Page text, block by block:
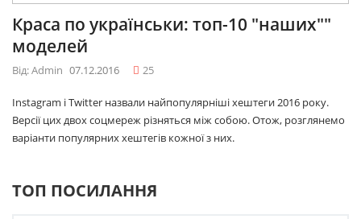
Краса по українськи: топ-10 "наших""
моделей
Від: Admin 07.12.2016 25
Instagram і Twitter назвали найпопулярніші хештеги 2016 року.
Версії цих двох соцмереж різняться між собою. Отож, розглянемо
варіанти популярних хештегів кожної з них.
ТОП ПОСИЛАННЯ